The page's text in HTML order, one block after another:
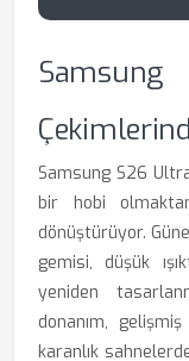
Samsung S26
bir hobi
dönüştürüyor.
gemisi, düşük
yeniden
donanım,
karanlık